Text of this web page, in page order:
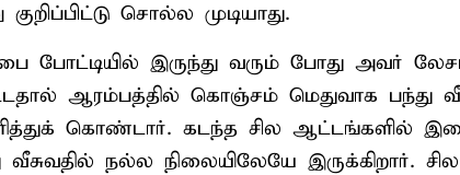
சொல்ல முடியாது.
போட்டியில் இருந்து வரும் போது அவர்
ஆரம்பத்தில் கொஞ்சம் மெதுவாக பந்து
கொண்டார். கடந்த சில ஆட்டங்களில்
நல்ல நிலையிலேயே இருக்கிறார்.